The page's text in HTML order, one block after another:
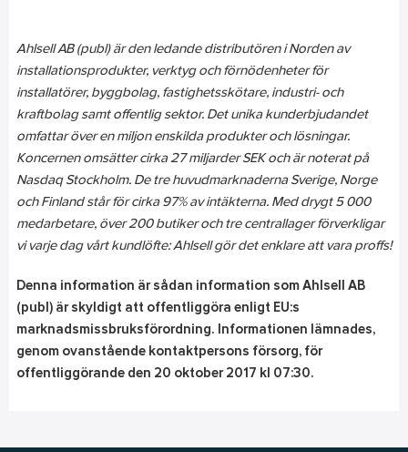
Ahlsell AB (publ) är den ledande distributören i Norden av
installationsprodukter, verktyg och förnödenheter för
installatörer, byggbolag, fastighetsskötare, industri- och
kraftbolag samt offentlig sektor. Det unika kunderbjudandet
omfattar över en miljon enskilda produkter och lösningar.
Koncernen omsätter cirka 27 miljarder SEK och är noterat på
Nasdaq Stockholm. De tre huvudmarknaderna Sverige, Norge
och Finland står för cirka 97% av intäkterna. Med drygt 5 000
medarbetare, över 200 butiker och tre centrallager förverkligar
vi varje dag vårt kundlöfte: Ahlsell gör det enklare att vara proffs!
Denna information är sådan information som Ahlsell AB
(publ) är skyldigt att offentliggöra enligt EU:s
marknadsmissbruksförordning. Informationen lämnades,
genom ovanstående kontaktpersons försorg, för
offentliggörande den 20 oktober 2017 kl 07:30.